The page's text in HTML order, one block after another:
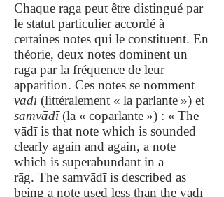
Chaque raga peut être distingué par
le statut particulier accordé à
certaines notes qui le constituent. En
théorie, deux notes dominent un
raga par la fréquence de leur
apparition. Ces notes se nomment
vādī(littéralement « la parlante ») et
samvādī(la « coparlante ») : « The
vādī is that note which is sounded
clearly again and again, a note
which is superabundant in a
rāg. The samvādī is described as
being a note used less than the vādī